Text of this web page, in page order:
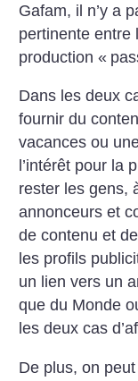
Gafam, il n’y a
pertinente entre
production «
Dans les deux
fournir du
vacances ou
l’intérêt pour la
rester les gens,
annonceurs et
de contenu et
les profils
un lien vers un
que du Monde
les deux cas
De plus, on